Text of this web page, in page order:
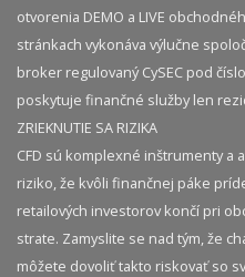
otvorenia DEMO a LIVE
stránkach vykonáva výlučne
broker regulovaný CySEC pod
poskytuje finančné služby len
ZRIEKNUTIE SA RIZIKA
CFD sú komplexné inštrumenty a
riziko, že kvôli finančnej páke
retailových investorov končí pri
strate. Zamyslite se nad tým, že
môžete dovoliť takto riskovať so